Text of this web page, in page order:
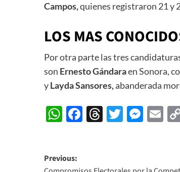
Campos,quienes registraron 21 y
LOS MAS
Por otra parte las tres
son Ernesto Gándaraen Sonora,
yLayda Sansores,abanderada
WhatsApp
Facebook
Threads
Twitter
Post
Previous: